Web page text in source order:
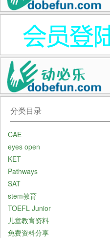
分类目录
CAE
eyes open
KET
Pathways
SAT
stem教育
TOEFL Junior
儿童教育资料
免费资料分享